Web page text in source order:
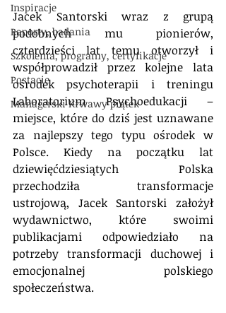
Inspiracje
Raporty, badania
Szkolenia, programy, certyfikacje
Postacie
Managerski Krwawy piątek
Jacek Santorski wraz z grupą
podobnych mu pionierów,
czterdzieści lat temu otworzył i
współprowadził przez kolejne lata
ośrodek psychoterapii i treningu
Laboratorium Psychoedukacji –
miejsce, które do dziś jest uznawane
za najlepszy tego typu ośrodek w
Polsce. Kiedy na początku lat
dziewięćdziesiątych Polska
przechodziła transformacje
ustrojową, Jacek Santorski założył
wydawnictwo, które swoimi
publikacjami odpowiedziało na
potrzeby transformacji duchowej i
emocjonalnej polskiego
społeczeństwa.